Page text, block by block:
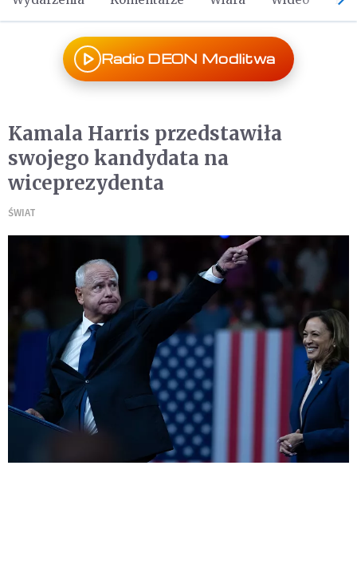
Radio DEON Modlitwa
Kamala Harris przedstawiła
swojego kandydata na
wiceprezydenta
ŚWIAT